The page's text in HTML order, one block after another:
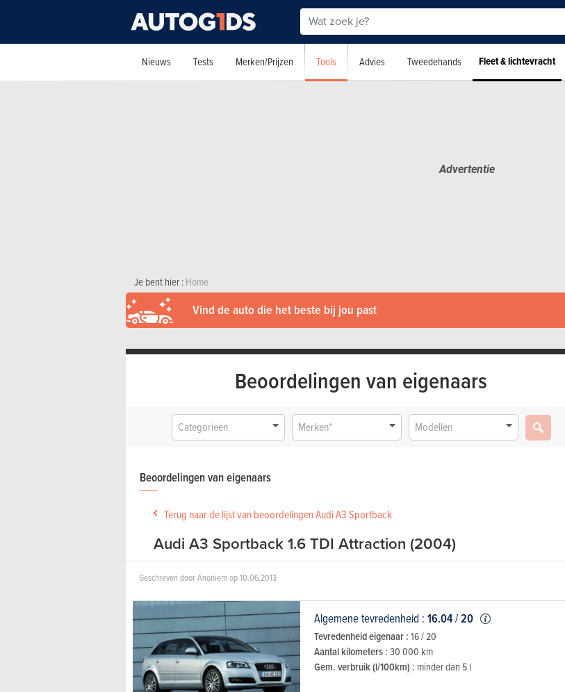
Nieuws Tests Merken/Prijzen Tools Advies Tweedehands Fleet & lichtevracht
Je bent hier :Home
Vind de auto die het beste bij jou past
Beoordelingen van eigenaars
Categorieën Merken* Modellen
Beoordelingen van eigenaars
Terug naar de lijst van beoordelingen Audi A3 Sportback
Audi A3 Sportback 1.6 TDI Attraction (2004)
Geschreven doorAnoniem op10.06.2013
Algemene tevredenheid : 16.04/20
Tevredenheid eigenaar :16 / 20
Aantal kilometers :30 000 km
Gem. verbruik (l/100km) : minder dan 5 l